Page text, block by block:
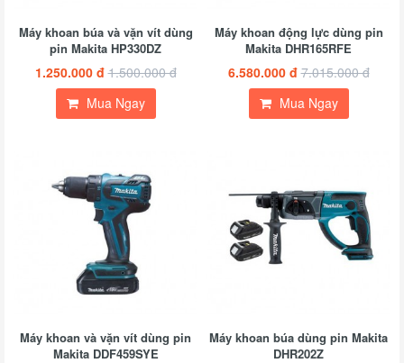
Máy khoan búa và vặn vít dùng
pin Makita HP330DZ
1.250.000 đ 1.500.000 đ
Mua Ngay
Máy khoan động lực dùng pin
Makita DHR165RFE
6.580.000 đ 7.015.000 đ
Mua Ngay
Máy khoan và vặn vít dùng pin
Makita DDF459SYE
Máy khoan búa dùng pin Makita
DHR202Z